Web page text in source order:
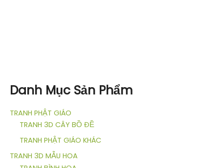
Danh Mục Sản Phẩm
TRANH PHẬT GIÁO
TRANH 3D CÂY BỒ ĐỀ
TRANH PHẬT GIÁO KHÁC
TRANH 3D MẪU HOA